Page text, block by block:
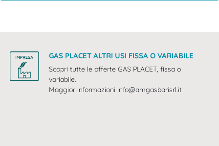
GAS PLACET ALTRI USI FISSA O VARIABILE
Scopri tutte le offerte GAS PLACET, fissa o
variabile.
Maggior informazioni info@amgasbarisrl.it